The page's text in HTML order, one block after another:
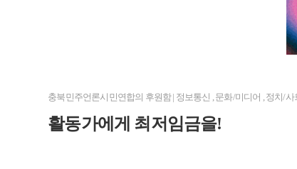
충북민주언론시민연합의 후원함| 정보통신 문화/미디어 정치/사
활동가에게 최저임금을!